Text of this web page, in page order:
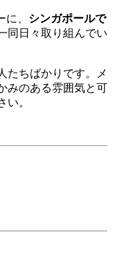
に、 シンガポールで
同日々取り組んでい
たちばかりです。メ
みのある雰囲気と可
い。